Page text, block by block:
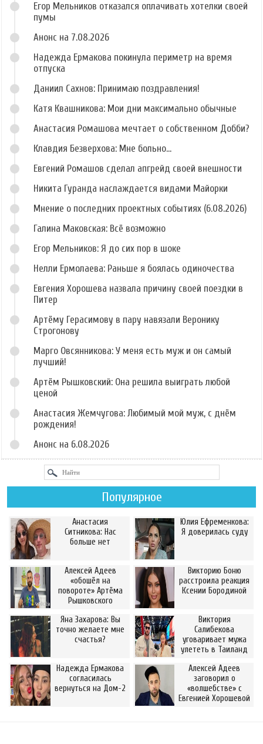
Егор Мельников отказался оплачивать хотелки своей
пумы
Анонс на 7.08.2026
Надежда Ермакова покинула периметр на время
отпуска
Даниил Сахнов: Принимаю поздравления!
Катя Квашникова: Мои дни максимально обычные
Анастасия Ромашова мечтает о собственном Добби?
Клавдия Безверхова: Мне больно...
Евгений Ромашов сделал апгрейд своей внешности
Никита Гуранда наслаждается видами Майорки
Мнение о последних проектных событиях (6.08.2026)
Галина Маковская: Всё возможно
Егор Мельников: Я до сих пор в шоке
Нелли Ермолаева: Раньше я боялась одиночества
Евгения Хорошева назвала причину своей поездки в
Питер
Артёму Герасимову в пару навязали Веронику
Строгонову
Марго Овсянникова: У меня есть муж и он самый
лучший!
Артём Рышковский: Она решила выиграть любой
ценой
Анастасия Жемчугова: Любимый мой муж, с днём
рождения!
Анонс на 6.08.2026
Популярное
Анастасия
Ситникова: Нас
больше нет
Юлия Ефременкова:
Я доверилась суду
Алексей Адеев
«обошёл на
повороте» Артёма
Рышковского
Викторию Боню
расстроила реакция
Ксении Бородиной
Яна Захарова: Вы
точно желаете мне
счастья?
Виктория
Салибекова
уговаривает мужа
улететь в Таиланд
Надежда Ермакова
согласилась
вернуться на Дом-2
Алексей Адеев
заговорил о
«волшебстве» с
Евгенией Хорошевой